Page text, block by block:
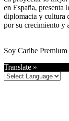
en España, presenta
diplomacia y cultura
por su crecimiento y
Soy Caribe Premium
Translate »